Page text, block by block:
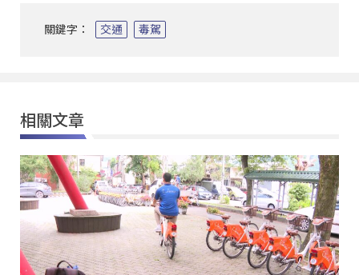
關鍵字： 交通 毒駕
相關文章